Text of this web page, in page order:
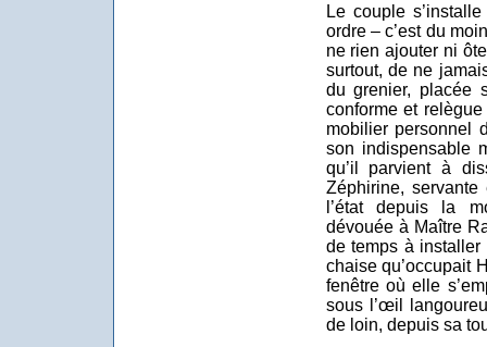
Le couple
ordre – c’est du
ne rien ajouter ni
surtout, de ne
du grenier, placée
conforme et
mobilier personnel
son indispensable
qu’il parvient à
Zéphirine,
l’état depuis la
dévouée à Maître
de temps à
chaise qu’occupait
fenêtre où elle
sous l’œil
de loin, depuis sa